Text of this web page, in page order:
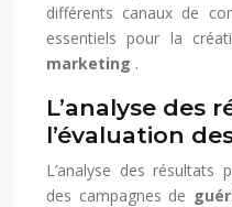
différents canaux de
essentiels pour la
marketing .
L’analyse des
l’évaluation
L’analyse des résultats
des campagnes de